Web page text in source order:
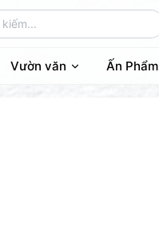
Vườn văn Ấn Phẩm